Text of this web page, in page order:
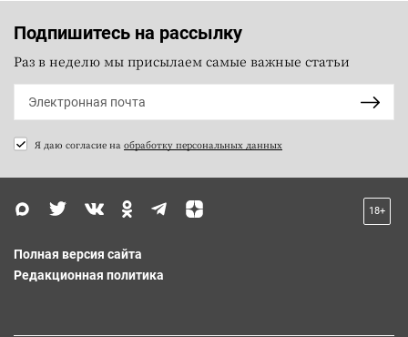
Подпишитесь на рассылку
Раз в неделю мы присылаем самые важные статьи
Я даю согласие на обработку персональных данных
18+
Полная версия сайта
Редакционная политика